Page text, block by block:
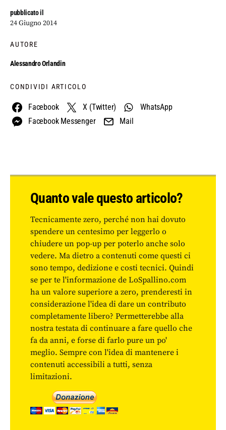
pubblicato il
24 Giugno 2014
AUTORE
Alessandro Orlandin
CONDIVIDI ARTICOLO
Facebook X (Twitter)
WhatsApp
Facebook Messenger
Mail
Quanto vale questo articolo?
Tecnicamente zero, perché non hai dovuto
spendere un centesimo per leggerlo o
chiudere un pop-up per poterlo anche solo
vedere. Ma dietro a contenuti come questi ci
sono tempo, dedizione e costi tecnici. Quindi
se per te l'informazione de LoSpallino.com
ha un valore superiore a zero, prenderesti in
considerazione l'idea di dare un contributo
completamente libero? Permetterebbe alla
nostra testata di continuare a fare quello che
fa da anni, e forse di farlo pure un po'
meglio. Sempre con l'idea di mantenere i
contenuti accessibili a tutti, senza
limitazioni.